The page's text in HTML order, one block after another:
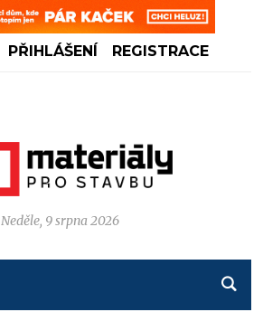
PŘIHLÁŠENÍ REGISTRACE
Neděle, 9 srpna 2026